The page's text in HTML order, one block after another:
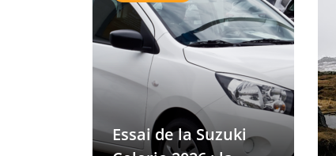
Essai de la Suzuki